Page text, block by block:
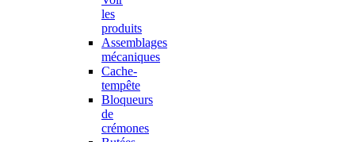
les
produits
Assemblages
mécaniques
Cache-
tempête
Bloqueurs
de
crémones